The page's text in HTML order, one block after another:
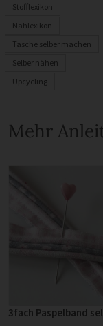
Stofflexikon
Nählexikon
Tasche selber machen
Selber nähen
Upcycling
Mehr
3fach Paspelband